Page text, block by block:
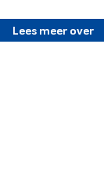
Lees meer over